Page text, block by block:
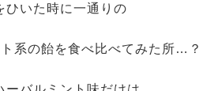
ひいた時に一通りの
系の飴を食べ比べてみた所…？